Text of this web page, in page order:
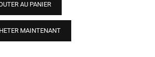
AU PANIER
MAINTENANT